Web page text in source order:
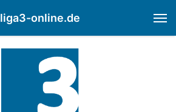
liga3-online.de